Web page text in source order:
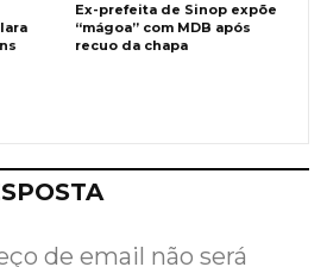
Ex-prefeita de Sinop expõe
“mágoa” com MDB após
recuo da chapa
de email não será